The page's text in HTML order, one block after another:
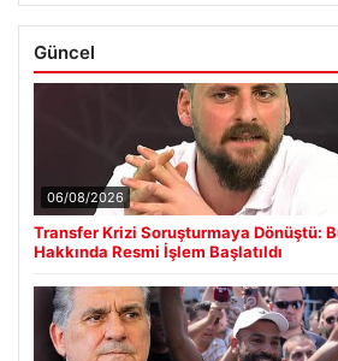
Güncel
06/08/2026
Transfer Krizi Soruşturmaya Dönüştü:
Hakkında Resmi İşlem Başlatıldı